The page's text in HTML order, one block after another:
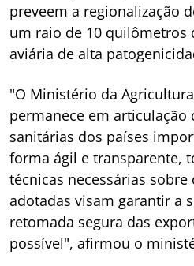
preveem a regionalização
um raio de 10 quilômetros
aviária de alta
"O Ministério da
permanece em articulação
sanitárias dos países
forma ágil e transparente,
técnicas necessárias sobre
adotadas visam garantir a
retomada segura das
possível", afirmou o